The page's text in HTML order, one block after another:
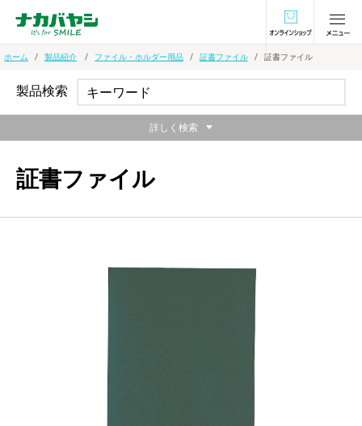
オンラインショ
ホーム 製品紹介 ファイル・ホルダー用品 証書ファイル 証書ファイル
証書ファイル
製品検索
詳しく検索